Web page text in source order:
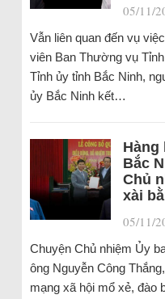
05/11/
Vẫn liên quan đến vụ
viên Ban Thường vụ
Tỉnh ủy tỉnh Bắc Ninh,
ủy Bắc Ninh kết…
Hàng
Bắc
Chủ
xài
05/11/
Chuyện Chủ nhiệm Ủy
ông Nguyễn Công
mạng xã hội mổ xẻ, đào